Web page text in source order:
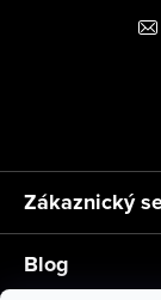
Zákaznický
Blog